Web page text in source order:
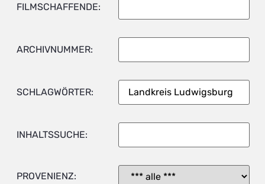
FILMSCHAFFENDE:
ARCHIVNUMMER:
SCHLAGWÖRTER:
INHALTSSUCHE:
PROVENIENZ: